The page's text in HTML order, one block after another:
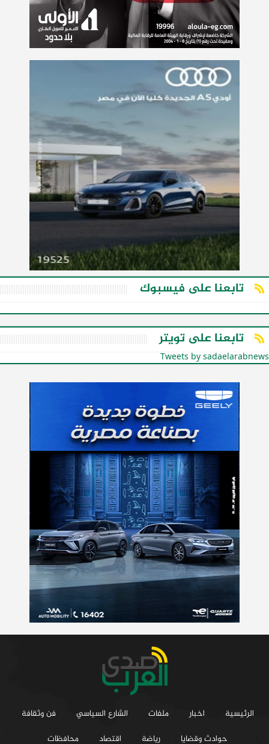
تابعنا على فيسبوك
تابعنا على تويتر
Tweets by sadaelarabnews
الرئيسية اخبار ملفات الشارع السياسي
فن وثقافة
حوادث وقضايا
رياضة اقتصاد محافظات